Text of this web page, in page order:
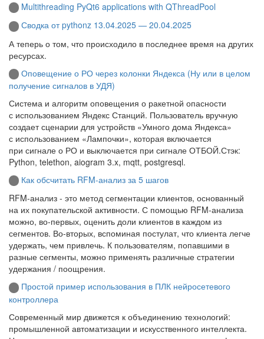
Multithreading PyQt6 applications with QThreadPool
Сводка от pythonz 13.04.2025 — 20.04.2025
А теперь о том, что происходило в последнее время на других
ресурсах.
Оповещение о РО через колонки Яндекса (Ну или в целом
получение сигналов в УДЯ)
Система и алгоритм оповещения о ракетной опасности
с использованием Яндекс Станций. Пользователь вручную
создает сценарии для устройств «Умного дома Яндекса»
с использованием «Лампочки», которая включается
при сигнале о РО и выключается при сигнале ОТБОЙ.Стэк:
Python, telethon, aiogram 3.x, mqtt, postgresql.
Как обсчитать RFM-анализ за 5 шагов
RFM-анализ - это метод сегментации клиентов, основанный
на их покупательской активности. С помощью RFM-анализа
можно, во-первых, оценить доли клиентов в каждом из
сегментов. Во-вторых, вспоминая постулат, что клиента легче
удержать, чем привлечь. К пользователям, попавшими в
разные сегменты, можно применять различные стратегии
удержания / поощрения.
Простой пример использования в ПЛК нейросетевого
контроллера
Современный мир движется к объединению технологий:
промышленной автоматизации и искусственного интеллекта.